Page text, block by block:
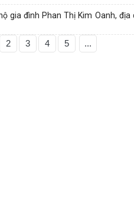
gia đình Phan Thị Kim Oanh,
2 3 4 5 ...